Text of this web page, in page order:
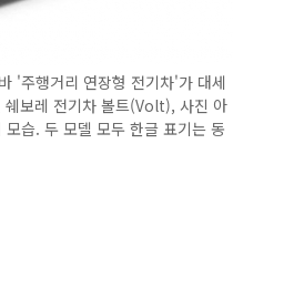
'주행거리 연장형 전기차'가 대세
쉐보레 전기차 볼트(Volt), 사진 아
습. 두 모델 모두 한글 표기는 동